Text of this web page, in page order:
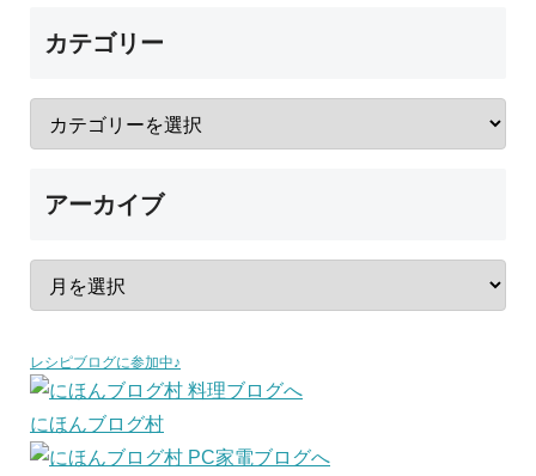
カテゴリー
アーカイブ
レシピブログに参加中♪
にほんブログ村